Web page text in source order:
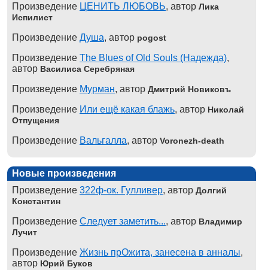
Произведение ЦЕНИТЬ ЛЮБОВЬ, автор Лика
Испилист
Произведение Душа, автор pogost
Произведение The Blues of Old Souls (Надежда),
автор Василиса Серебряная
Произведение Мурман, автор Дмитрий Новиковъ
Произведение Или ещё какая блажь, автор Николай
Отпущения
Произведение Вальгалла, автор Voronezh-death
Новые произведения
Произведение 322ф-ок. Гулливер, автор Долгий
Константин
Произведение Следует заметить..., автор Владимир
Лучит
Произведение Жизнь прОжита, занесена в анналы,
автор Юрий Буков